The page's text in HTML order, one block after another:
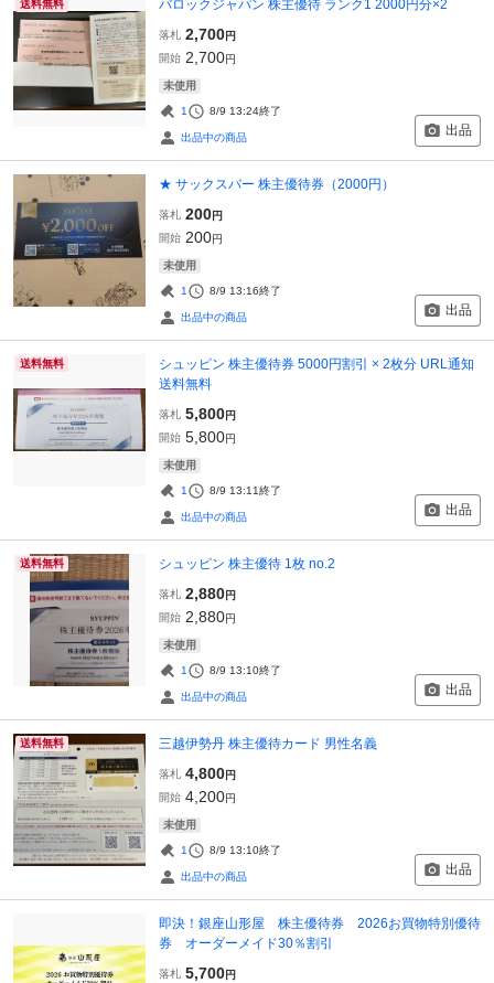
送料無料 バロックジャパン 株主優待 ランク1 2000円分×2
落札 2,700円
開始 2,700円
未使用
1 8/9 13:24終了
出品中の商品 出品
★ サックスバー 株主優待券（2000円）
落札 200円
開始 200円
未使用
1 8/9 13:16終了
出品中の商品 出品
送料無料
シュッピン 株主優待券 5000円割引 × 2枚分 URL通知
送料無料
落札 5,800円
開始 5,800円
未使用
1 8/9 13:11終了
出品中の商品 出品
送料無料 シュッピン 株主優待 1枚 no.2
落札 2,880円
開始 2,880円
未使用
1 8/9 13:10終了
出品中の商品 出品
送料無料 三越伊勢丹 株主優待カード 男性名義
落札 4,800円
開始 4,200円
未使用
1 8/9 13:10終了
出品中の商品 出品
即決！銀座山形屋 株主優待券 2026お買物特別優待
券 オーダーメイド30％割引
落札 5,700円